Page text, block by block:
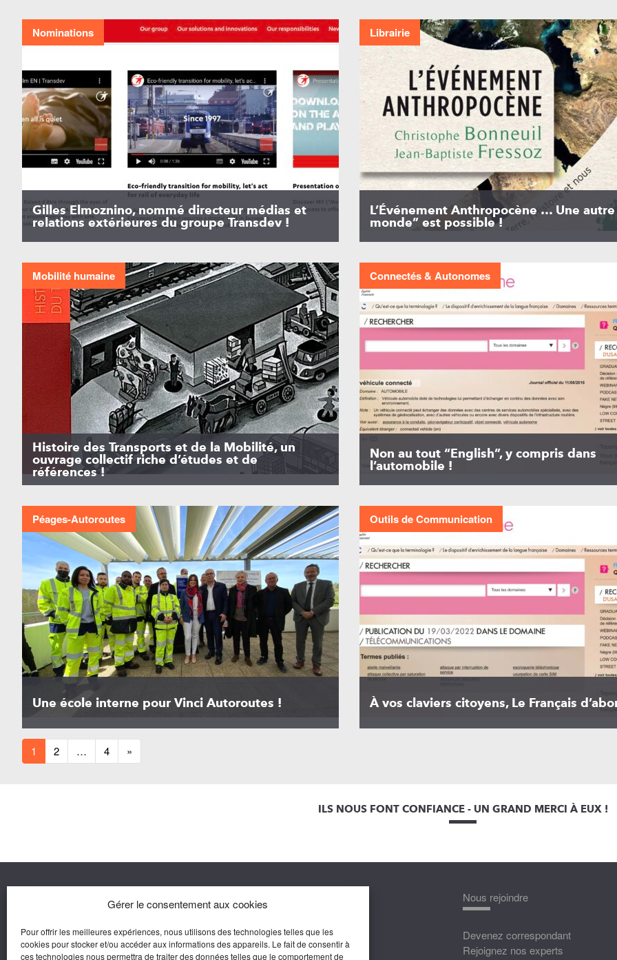
Gérer le consentement aux cookies
Pour offrir les meilleures expériences, nous utilisons des technologies telles que les
cookies pour stocker et/ou accéder aux informations des appareils. Le fait de consentir à
ces technologies nous permettra de traiter des données telles que le comportement de
Nominations
Gilles Elmoznino, nommé directeur médias et
relations extérieures du groupe Transdev !
Librairie
L’Événement Anthropocène … Une
monde” est possible !
Mobilité humaine
Histoire des Transports et de la Mobilité, un
ouvrage collectif riche d’études et de
références !
Connectés & Autonomes
Non au tout “English”, y compris dans
l’automobile !
Péages-Autoroutes
Une école interne pour Vinci Autoroutes !
Outils de Communication
À vos claviers citoyens, Le Français
1 2 … 4 »
ILS NOUS FONT CONFIANCE - UN GRAND MERCI À EUX !
Agora Médias
Yves Guittat
Nous rejoindre
Devenez correspondant
Rejoignez nos experts